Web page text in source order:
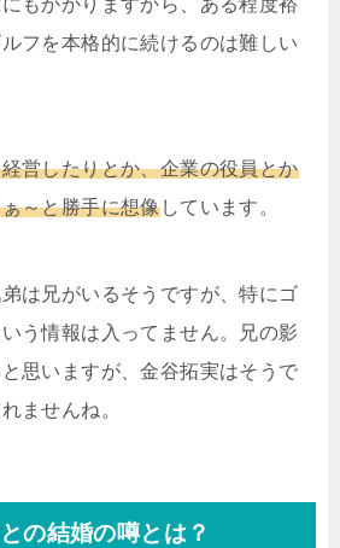
もかかりますから、ある程度裕
フを本格的に続けるのは難しい
営したりとか、企業の役員とか
～と勝手に想像しています。
は兄がいるそうですが、特にゴ
う情報は入ってません。兄の影
思いますが、金谷拓実はそうで
ませんね。
の結婚の噂とは？